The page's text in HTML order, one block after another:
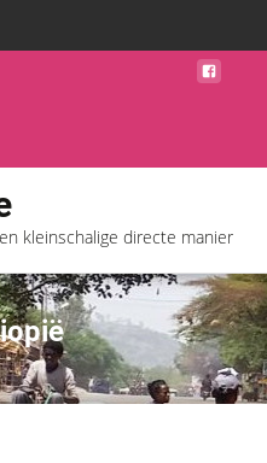
kleinschalige directe manier